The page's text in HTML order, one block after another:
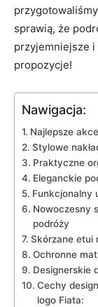
sprawią,⁣ że
przyjemniejsze
propozycje!
Nawigacja:
Najlepsze⁤
Stylowe
Praktyczne
Eleganckie
Funkcjonalny
Nowoczesny
podróży
Skórzane⁤ etui
Ochronne
Designerskie
Cechy
logo Fiata: